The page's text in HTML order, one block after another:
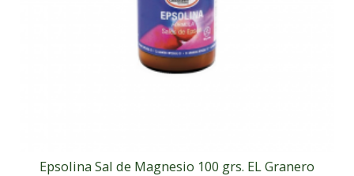
Epsolina Sal de Magnesio 100 grs. EL Granero